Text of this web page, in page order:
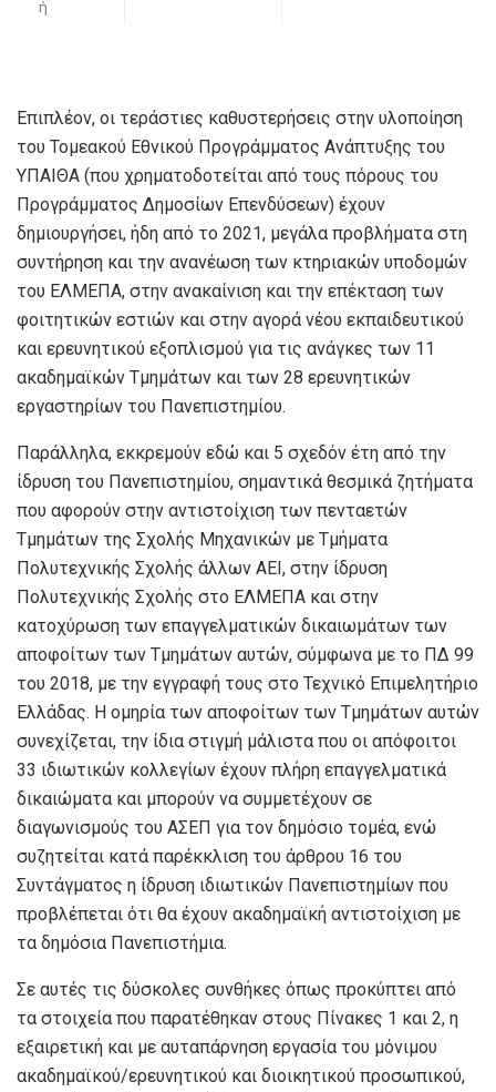
ή
Επιπλέον, οι τεράστιες καθυστερήσεις στην υλοποίηση
του Τομεακού Εθνικού Προγράμματος Ανάπτυξης του
ΥΠΑΙΘΑ (που χρηματοδοτείται από τους πόρους του
Προγράμματος Δημοσίων Επενδύσεων) έχουν
δημιουργήσει, ήδη από το 2021, μεγάλα προβλήματα στη
συντήρηση και την ανανέωση των κτηριακών υποδομών
του ΕΛΜΕΠΑ, στην ανακαίνιση και την επέκταση των
φοιτητικών εστιών και στην αγορά νέου εκπαιδευτικού
και ερευνητικού εξοπλισμού για τις ανάγκες των 11
ακαδημαϊκών Τμημάτων και των 28 ερευνητικών
εργαστηρίων του Πανεπιστημίου.
Παράλληλα, εκκρεμούν εδώ και 5 σχεδόν έτη από την
ίδρυση του Πανεπιστημίου, σημαντικά θεσμικά ζητήματα
που αφορούν στην αντιστοίχιση των πενταετών
Τμημάτων της Σχολής Μηχανικών με Τμήματα
Πολυτεχνικής Σχολής άλλων ΑΕΙ, στην ίδρυση
Πολυτεχνικής Σχολής στο ΕΛΜΕΠΑ και στην
κατοχύρωση των επαγγελματικών δικαιωμάτων των
αποφοίτων των Τμημάτων αυτών, σύμφωνα με το ΠΔ 99
του 2018, με την εγγραφή τους στο Τεχνικό Επιμελητήριο
Ελλάδας. Η ομηρία των αποφοίτων των Τμημάτων αυτών
συνεχίζεται, την ίδια στιγμή μάλιστα που οι απόφοιτοι
33 ιδιωτικών κολλεγίων έχουν πλήρη επαγγελματικά
δικαιώματα και μπορούν να συμμετέχουν σε
διαγωνισμούς του ΑΣΕΠ για τον δημόσιο τομέα, ενώ
συζητείται κατά παρέκκλιση του άρθρου 16 του
Συντάγματος η ίδρυση ιδιωτικών Πανεπιστημίων που
προβλέπεται ότι θα έχουν ακαδημαϊκή αντιστοίχιση με
τα δημόσια Πανεπιστήμια.
Σε αυτές τις δύσκολες συνθήκες όπως προκύπτει από
τα στοιχεία που παρατέθηκαν στους Πίνακες 1 και 2, η
εξαιρετική και με αυταπάρνηση εργασία του μόνιμου
ακαδημαϊκού/ερευνητικού και διοικητικού προσωπικού,